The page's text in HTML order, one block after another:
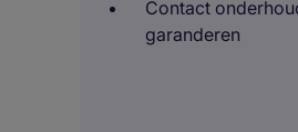
Contact
garanderen